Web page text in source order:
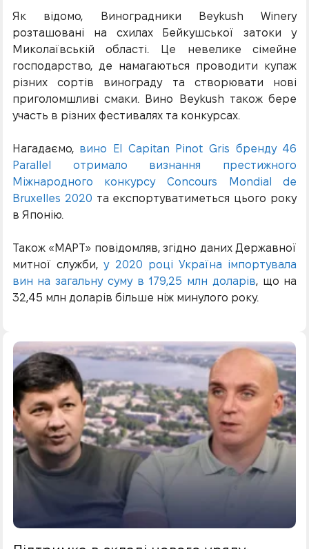
Як відомо, Виноградники Beykush Winery
розташовані на схилах Бейкушської затоки у
Миколаївській області. Це невелике сімейне
господарство, де намагаються проводити купаж
різних сортів винограду та створювати нові
приголомшливі смаки. Вино Beykush також бере
участь в різних фестивалях та конкурсах.
Нагадаємо, вино El Capitan Pinot Gris бренду 46
Parallel отримало визнання престижного
Міжнародного конкурсу Concours Mondial de
Bruxelles 2020 та експортуватиметься цього року
в Японію.
Також «МАРТ» повідомляв, згідно даних Державної
митної служби,у 2020 році Україна імпортувала
вин на загальну суму в 179,25 млн доларів, що на
32,45 млн доларів більше ніж минулого року.